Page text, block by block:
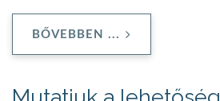
BŐVEBBEN ...